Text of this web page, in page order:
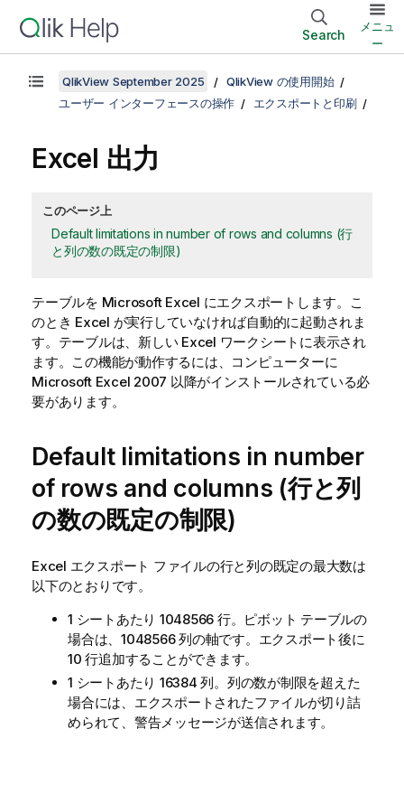
Search
メニュ
ー
QlikView September 2025
QlikView の使用開始
ユーザー インターフェースの操作
エクスポートと印刷
Excel 出力
このページ上
Default limitations in number of rows and columns (行
と列の数の既定の制限)
テーブルを Microsoft Excel にエクスポートします。こ
のとき Excel が実行していなければ自動的に起動されま
す。テーブルは、新しい Excel ワークシートに表示され
ます。この機能が動作するには、コンピューターに
Microsoft Excel 2007 以降がインストールされている必
要があります。
Default limitations in number
of rows and columns (行と列
の数の既定の制限)
Excel エクスポート ファイルの行と列の既定の最大数は
以下のとおりです。
1 シートあたり 1048566 行。ピボット テーブルの
場合は、1048566 列の軸です。エクスポート後に
10 行追加することができます。
1 シートあたり 16384 列。列の数が制限を超えた
場合には、エクスポートされたファイルが切り詰
められて、警告メッセージが送信されます。